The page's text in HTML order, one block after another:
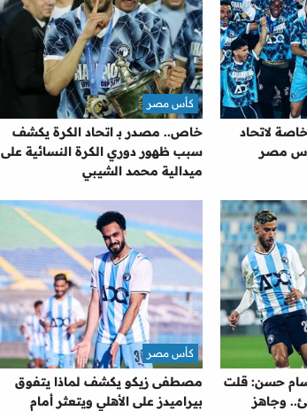
لاتحاد
كأس مصر
خاص.. مصدر بـ اتحاد الكرة يكشف
سبب ظهور دوري الكرة النسائية على
ميدالية محمد الشيبي
كأس مصر
حسن: قلت
وجاهز
مصطفى زيكو يكشف لماذا يتفوق
بيراميدز على الأهلي ويتعثر أمام
كأس مصر